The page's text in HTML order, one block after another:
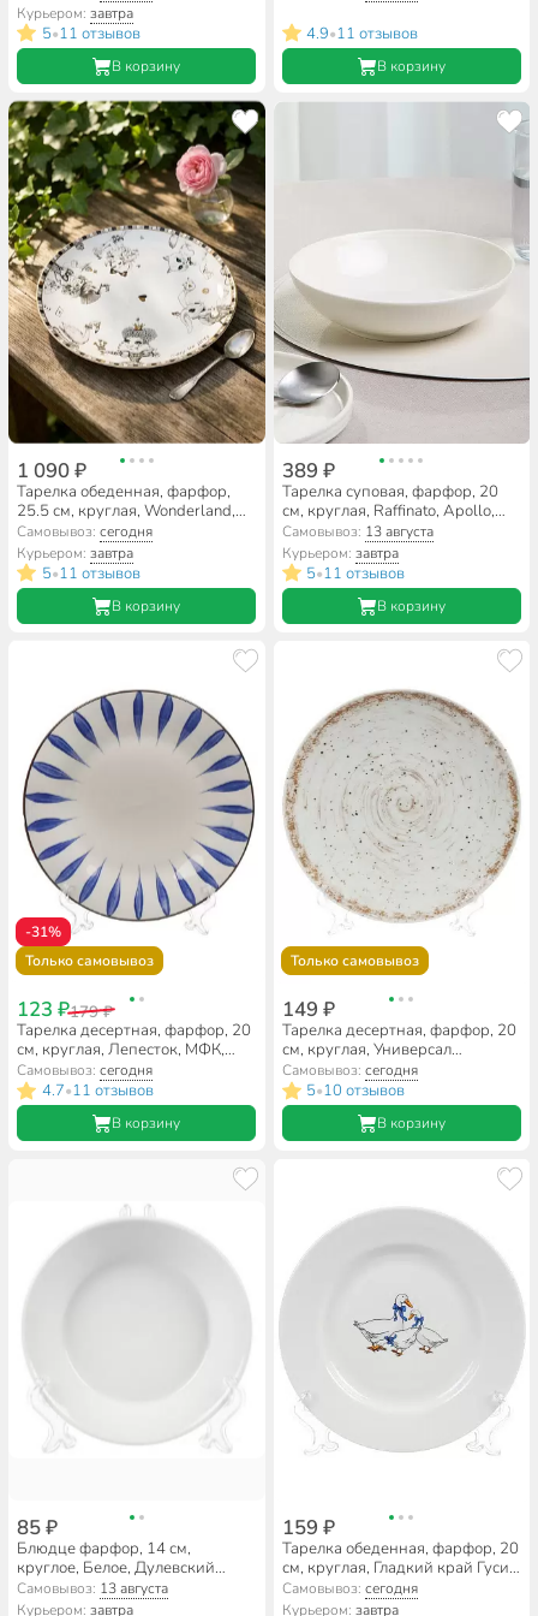
Курьером:завтра
5•11 отзывов
В корзину
4.9•11 отзывов
В корзину
1 090 ₽
Тарелка обеденная, фарфор,
25.5 см, круглая, Wonderland,
Lefard, 590-530
Самовывоз:сегодня
Курьером:завтра
5•11 отзывов
В корзину
389 ₽
Тарелка суповая, фарфор, 20
см, круглая, Raffinato, Apollo,
RFN-20S
Самовывоз: 13 августа
Курьером: завтра
5•11 отзывов
В корзину
-31%
Только самовывоз
123 ₽179 ₽
Тарелка десертная, фарфор, 20
см, круглая, Лепесток, МФК,
MFK07996
Самовывоз:сегодня
4.7•11 отзывов
В корзину
Только самовывоз
149 ₽
Тарелка десертная, фарфор, 20
см, круглая, Универсал
Галактика, Добрушский
фарфоровый завод,
3С1494Ф34
Самовывоз: сегодня
5•10 отзывов
В корзину
85 ₽
Блюдце фарфор, 14 см,
круглое, Белое, Дулевский
фарфор, 091482
Самовывоз: 13 августа
Курьером:завтра
159 ₽
Тарелка обеденная, фарфор, 20
см, круглая, Гладкий край Гуси,
Дулевский фарфор,
101942/130712
Самовывоз: сегодня
Курьером: завтра